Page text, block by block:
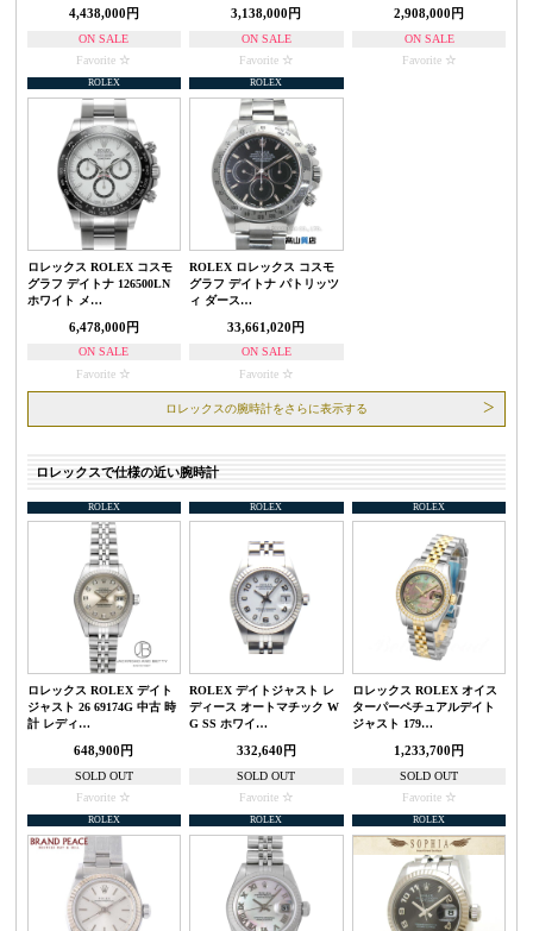
4,438,000円
ON SALE
Favorite
3,138,000円
ON SALE
Favorite
2,908,000円
ON SALE
Favorite
ROLEX
ロレックス ROLEX コスモ
グラフ デイトナ 126500LN
ホワイト メ…
6,478,000円
ON SALE
Favorite
ROLEX
ROLEX ロレックス コスモ
グラフ デイトナ パトリッツ
ィ ダース…
33,661,020円
ON SALE
Favorite
ロレックスの腕時計をさらに表示する
ロレックスで仕様の近い腕時計
ROLEX
ロレックス ROLEX デイト
ジャスト 26 69174G 中古 時
計 レディ…
648,900円
SOLD OUT
Favorite
ROLEX
ROLEX デイトジャスト レ
ディース オートマチック W
G SS ホワイ…
332,640円
SOLD OUT
Favorite
ROLEX
ロレックス ROLEX オイス
ターパーペチュアルデイト
ジャスト 179…
1,233,700円
SOLD OUT
Favorite
ROLEX ROLEX ROLEX